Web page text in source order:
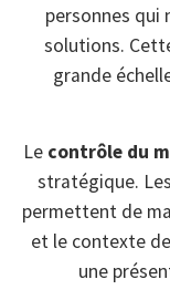
personnes qui
solutions.
grande
Le contrôle du
stratégique.
permettent de
et le contexte
une